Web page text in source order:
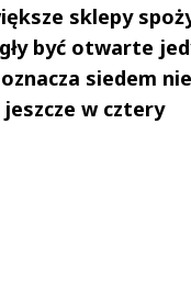
sklepy
być otwarte
siedem
w cztery